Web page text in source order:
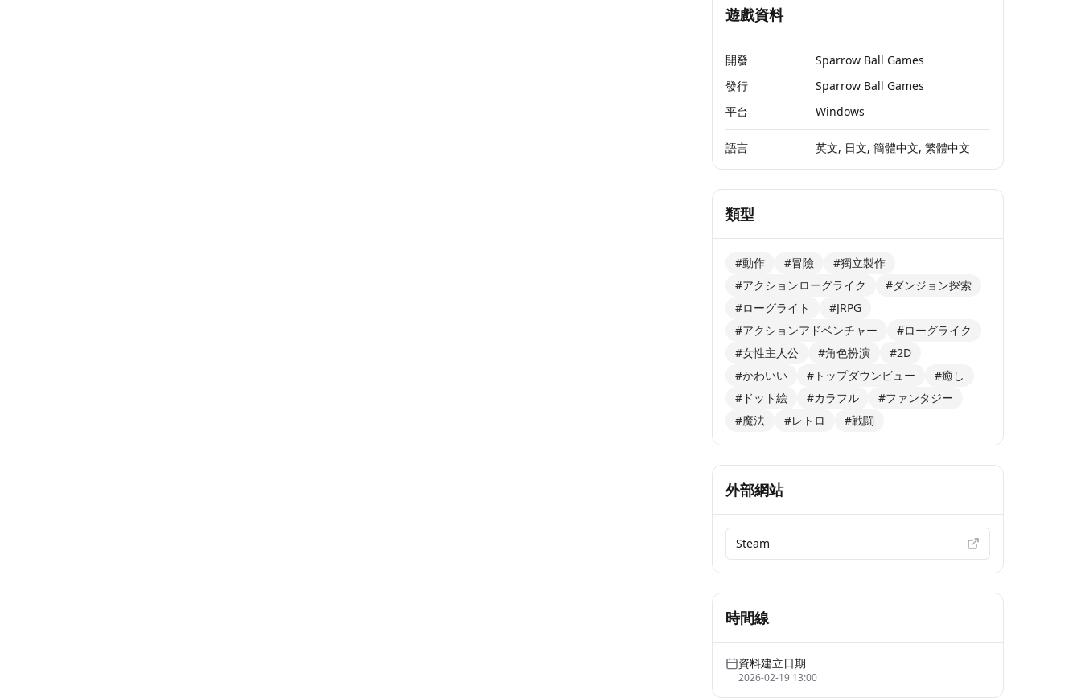
遊戲資料
開發
Sparrow Ball Games
發行
Sparrow Ball Games
平台
Windows
語言 英文, 日文, 簡體中文, 繁體中文
類型
#動作 #冒險
#獨立製作
#アクションローグライク
#ダンジョン探索
#ローグライト
#JRPG
#アクションアドベンチャー
#ローグライク
#女性主人公
#角色扮演
#2D
#かわいい
#トップダウンビュー
#癒し
#ドット絵
#カラフル
#ファンタジー
#魔法
#レトロ #戦闘
外部網站
Steam
時間線
資料建立日期
2026-02-19 13:00